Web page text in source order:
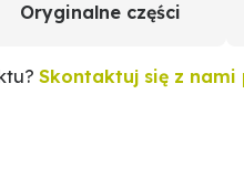
Oryginalne części
Skontaktuj się z